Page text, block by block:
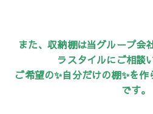
また、収納棚は当グループ会
ラスタイルにご相談
ご希望の✨自分だけの棚✨を
です。